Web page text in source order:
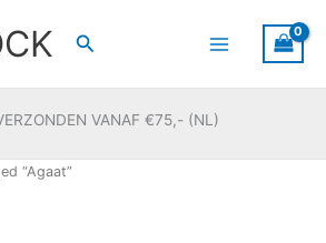
Zoeken
VANAF €75,- (NL)
“Agaat”